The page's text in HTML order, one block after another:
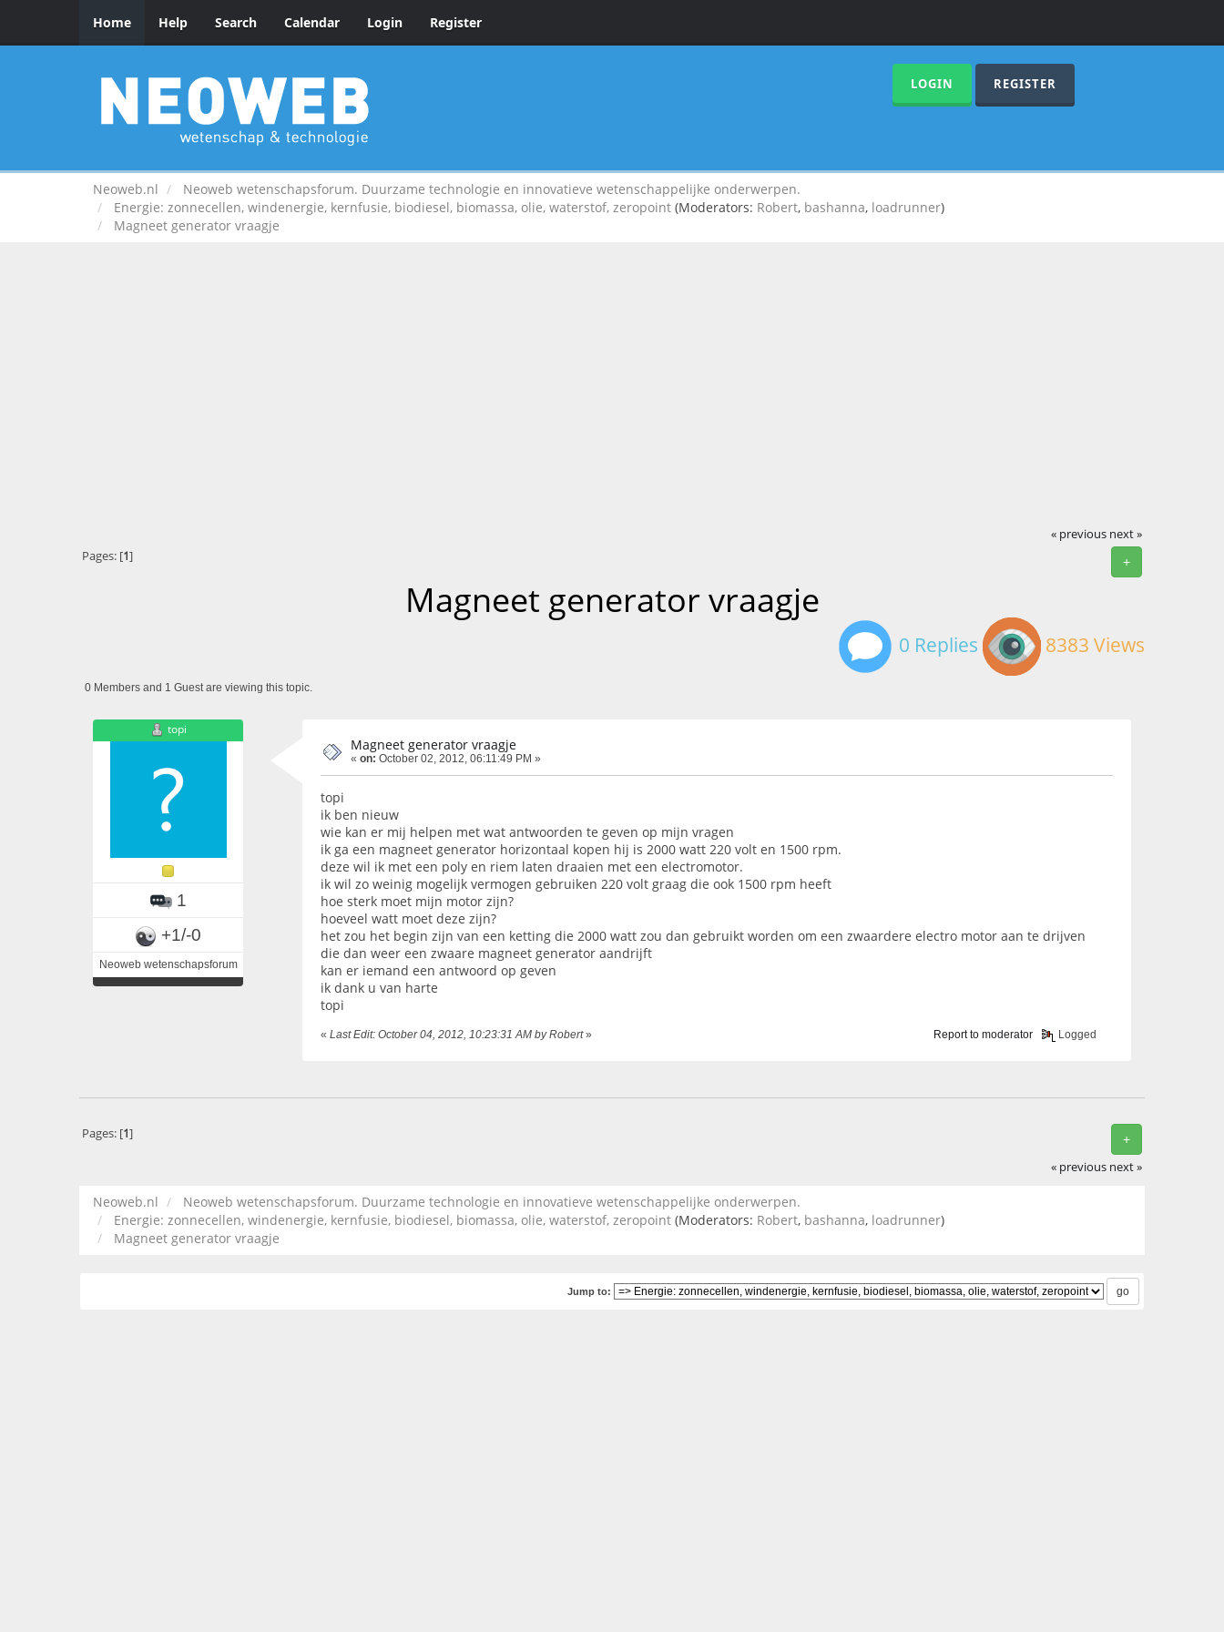
Home Help Search Calendar Login Register
LOGIN REGISTER
Neoweb.nl
Neoweb wetenschapsforum. Duurzame technologie en innovatieve wetenschappelijke onderwerpen.
Energie: zonnecellen, windenergie, kernfusie, biodiesel, biomassa, olie, waterstof, zeropoint (Moderators: Robert, bashanna, loadrunner)
Magneet generator vraagje
« previous next »
+
Pages: [1]
Magneet generator vraagje
0 Replies 8383 Views
0 Members and 1 Guest are viewing this topic.
topi
1
+1/-0
Neoweb wetenschapsforum
Magneet generator vraagje
« on: October 02, 2012, 06:11:49 PM »
topi
ik ben nieuw
wie kan er mij helpen met wat antwoorden te geven op mijn vragen
ik ga een magneet generator horizontaal kopen hij is 2000 watt 220 volt en 1500 rpm.
deze wil ik met een poly en riem laten draaien met een electromotor.
ik wil zo weinig mogelijk vermogen gebruiken 220 volt graag die ook 1500 rpm heeft
hoe sterk moet mijn motor zijn?
hoeveel watt moet deze zijn?
het zou het begin zijn van een ketting die 2000 watt zou dan gebruikt worden om een zwaardere electro motor aan te drijven
die dan weer een zwaare magneet generator aandrijft
kan er iemand een antwoord op geven
ik dank u van harte
topi
« Last Edit: October 04, 2012, 10:23:31 AM by Robert» Report to moderator Logged
+
Pages: [1]
« previous next »
Neoweb.nl
Neoweb wetenschapsforum. Duurzame technologie en innovatieve wetenschappelijke onderwerpen.
Energie: zonnecellen, windenergie, kernfusie, biodiesel, biomassa, olie, waterstof, zeropoint (Moderators: Robert, bashanna, loadrunner)
Magneet generator vraagje
Jump to: